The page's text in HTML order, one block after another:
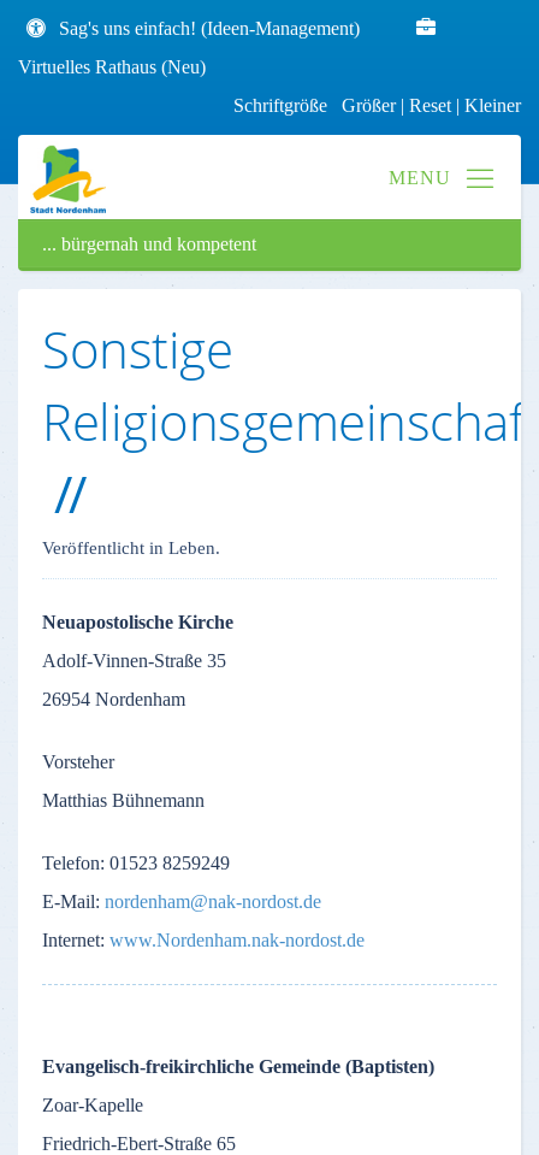
Sag's uns einfach! (Ideen-Management)
Virtuelles Rathaus (Neu)
Schriftgröße Größer| Reset | Kleiner
... bürgernah und kompetent
Sonstige
Veröffentlicht in Leben.
Neuapostolische Kirche
Adolf-Vinnen-Straße 35
26954 Nordenham
Vorsteher
Matthias Bühnemann
Telefon: 01523 8259249
E-Mail: nordenham@nak-nordost.de
Internet: www.Nordenham.nak-nordost.de
Evangelisch-freikirchliche Gemeinde (Baptisten)
Zoar-Kapelle
Friedrich-Ebert-Straße 65